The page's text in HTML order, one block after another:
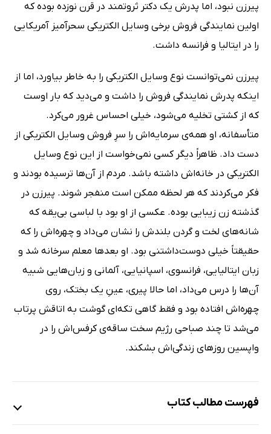
پیرزن نبود، اما پدرش یک دکتر ثروتمند در قرن نوزده بوده که
اولین نمایندگی فروش برخی وسایل الکتریکی سحرآمیز آمریکایی
را در ایتالیا و فرانسه داشت.
پیرزن نمی‌توانست نوع وسایل الکتریکی را به‌ خاطر بیاورد، اما از
اینکه پدرش نمایندگی فروش را داشت و می‌دید که بار اوست
که از کشتی تخلیه می‌شود، خیلی احساس غرور می‌کرد.
متأسفانه، او همه‌ی سرمایه‌اش را سرِ فروش وسایل الکتریکی از
دست داد. ظاهراً دیگر کسی نمی‌خواست از این نوع وسایل
الکتریکی در خانه‌اش داشته باشد. مردم از آن‌ها ترسیده بودند و
فکر می‌کردند که هر لحظه ممکن است منفجر شوند. پیرزن در
گذشته زن زیبایی بوده. عکسی از او بود با لباسی بی‌یقه که
شانه‌های لخت و گردن بلندش را نشان می‌داد و چهره‌اش را که
حقیقتاً خیلی دوست‌داشتنی بود. او بعدها معلم سرخانه شد و
زبان ایتالیایی، فرانسوی، اسپانیایی، آلمانی و زبان‌هایی شبیه
آن‌ها را درس می‌داد، اما حالا پیری، عینِ یک بختک، روی
چهره‌اش افتاده بود و فقط ‌گاهی تکه‌ای گوشت به اتاقش پرتاب
می‌شد تا چند صباحی رژیم سخت ساقه‌ی کرفس‌اش را در
واپسین روزهای زندگی‌اش بشکند.
فهرست مطالب کتاب